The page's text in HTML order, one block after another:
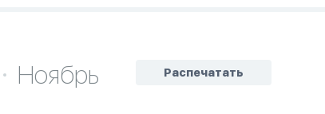
Распечатать
Ноябрь